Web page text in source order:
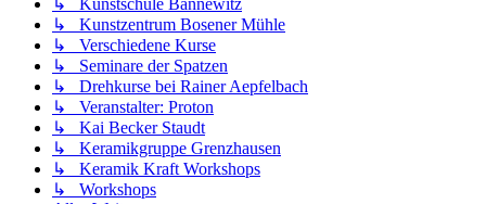
↳ Kunstzentrum Bosener Mühle
↳ Verschiedene Kurse
↳ Seminare der Spatzen
↳ Drehkurse bei Rainer Aepfelbach
↳ Veranstalter: Proton
↳ Kai Becker Staudt
↳ Keramikgruppe Grenzhausen
↳ Keramik Kraft Workshops
↳ Workshops